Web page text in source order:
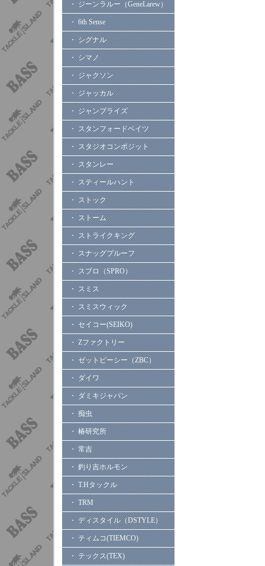
・ ジーンラルー（GeneLarew）
・ 6th Sense
・ シグナル
・ シマノ
・ ジャクソン
・ ジャッカル
・ ジャンプライズ
・ スタンフォードベイツ
・ スタジオコンポジット
・ スタンレー
・ スティールハント
・ ストック
・ ストーム
・ ストライクキング
・ スナッグプルーフ
・ スプロ（SPRO）
・ スミス
・ スミスウィック
・ セイコー(SEIKO)
・ Zファクトリー
・ ゼットビーシー（ZBC）
・ ダイワ
・ ダミキジャパン
・ 痴虫
・ 椿研究所
・ 常吉
・ 釣り吉ホルモン
・ T.Hタックル
・ TRM
・ ディスタイル（DSTYLE）
・ ティムコ(TIEMCO)
・ テックス(TEX)